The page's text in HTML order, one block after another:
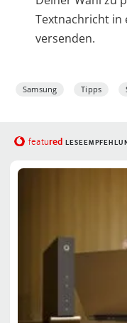
Textnachricht in
versenden.
Samsung Tipps
featured